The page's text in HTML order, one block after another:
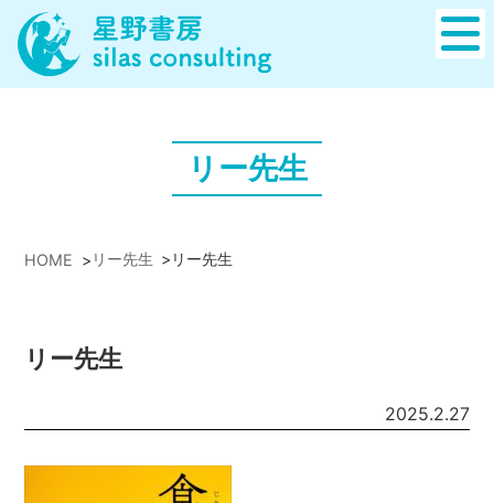
リー先生
HOME > リー先生 > リー先生
リー先生
2025.2.27